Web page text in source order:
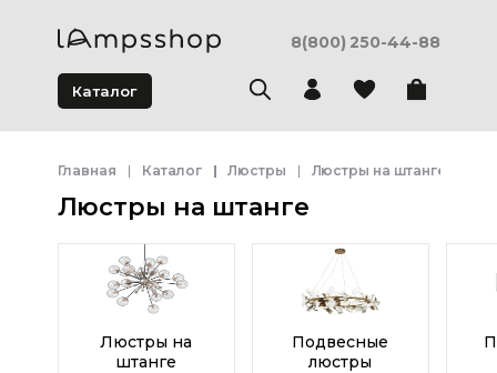
8(800) 250-44-88
Каталог
Главная Каталог Люстры Люстры на штанге
Люстры на штанге
Люстры на
штанге
Подвесные
люстры